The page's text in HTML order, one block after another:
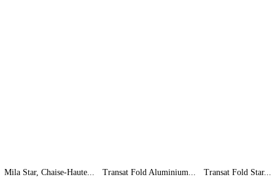
Mila Star, Chaise-Haute... Transat Fold Aluminium... Transat Fold Star...